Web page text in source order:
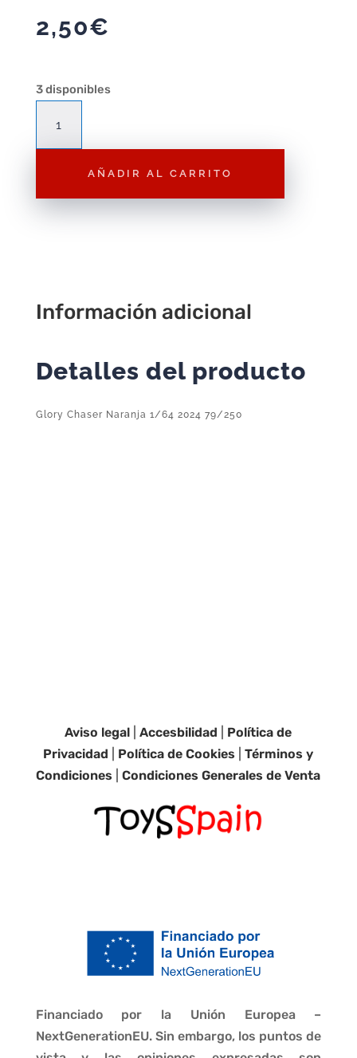
2,50€
3 disponibles
Wheels
Naranja
AÑADIR AL CARRITO
Información adicional
Detalles del producto
Glory Chaser Naranja 1/64 2024 79/250
Aviso legal |Accesbilidad
Política de
Privacidad
Política de Cookies |Términos y
Condiciones |Condiciones Generales de Venta
Financiado por la Unión Europea –
NextGenerationEU. Sin embargo, los puntos de